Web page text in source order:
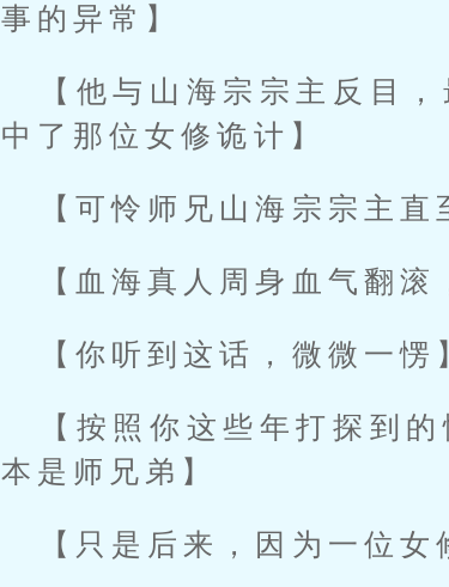
事的异常】
【他与山海宗宗主反目
中了那位女修诡计】
【可怜师兄山海宗宗主
【血海真人周身血气翻滚
【你听到这话，微微一愣
【按照你这些年打探到
本是师兄弟】
【只是后来，因为一位女